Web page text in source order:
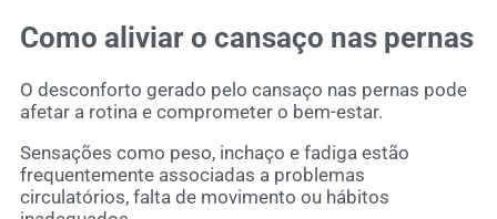
Como aliviar o cansaço nas pernas
O desconforto gerado pelo cansaço nas pernas pode
afetar a rotina e comprometer o bem-estar.
Sensações como peso, inchaço e fadiga estão
frequentemente associadas a problemas
circulatórios, falta de movimento ou hábitos